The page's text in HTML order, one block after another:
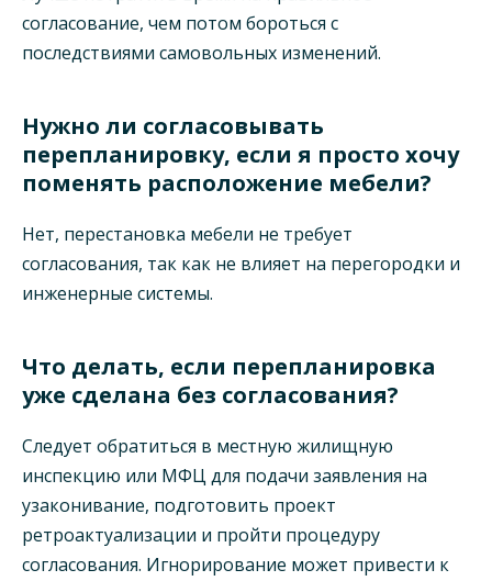
согласование, чем потом бороться с
последствиями самовольных изменений.
Нужно ли согласовывать
перепланировку, если я просто хочу
поменять расположение мебели?
Нет, перестановка мебели не требует
согласования, так как не влияет на перегородки и
инженерные системы.
Что делать, если перепланировка
уже сделана без согласования?
Следует обратиться в местную жилищную
инспекцию или МФЦ для подачи заявления на
узаконивание, подготовить проект
ретроактуализации и пройти процедуру
согласования. Игнорирование может привести к